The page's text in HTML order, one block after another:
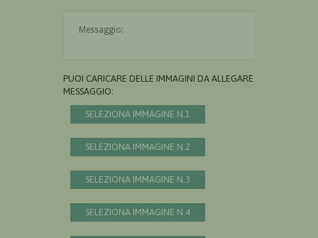
PUOI CARICARE DELLE IMMAGINI DA ALLEGARE AL
MESSAGGIO:
SELEZIONA IMMAGINE N.1
SELEZIONA IMMAGINE N.2
SELEZIONA IMMAGINE N.3
SELEZIONA IMMAGINE N.4